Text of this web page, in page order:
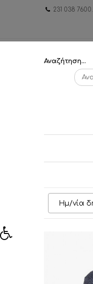
231 038 7600.
Αναζήτηση...
Ημ/νία